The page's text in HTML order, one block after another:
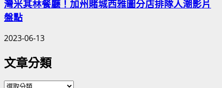
灣米其林餐廳！加州賭城西雅圖分店排隊人潮影片
盤點
2023-06-13
文章分類